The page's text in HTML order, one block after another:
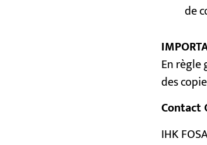
de
En
des
Contact
IHK